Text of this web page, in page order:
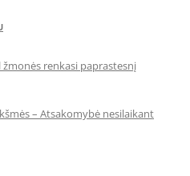
renkasi paprastesnį
– Atsakomybė nesilaikant